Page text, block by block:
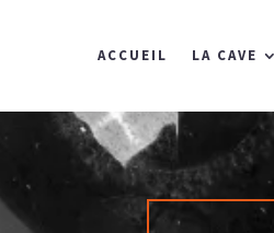
ACCUEIL LA CAVE